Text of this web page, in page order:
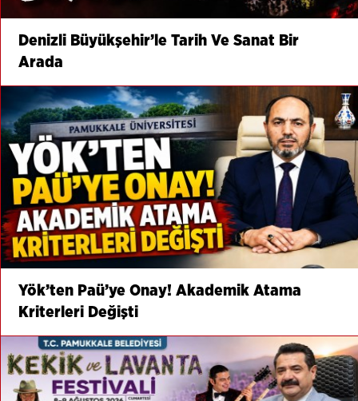
Denizli Büyükşehir’le Tarih Ve Sanat Bir
Arada
Yök’ten Paü’ye Onay! Akademik Atama
Kriterleri Değişti